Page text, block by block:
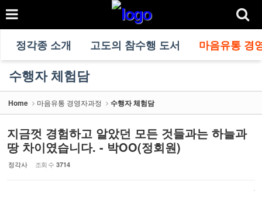
정각종 소개 고도의 참수행 도서 마음유통 경
수행자 체험담
Home 마음유통 경영자과정 수행자 체험담
지금껏 경험하고 알았던 모든 것들과는 하늘과
땅 차이였습니다. - 박OO(정회원)
정각사 조회 수 3714